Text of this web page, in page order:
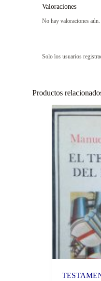
Valoraciones
No hay valoraciones aún.
Solo los usuarios
Productos